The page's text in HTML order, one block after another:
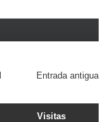
Entrada antigua
Visitas